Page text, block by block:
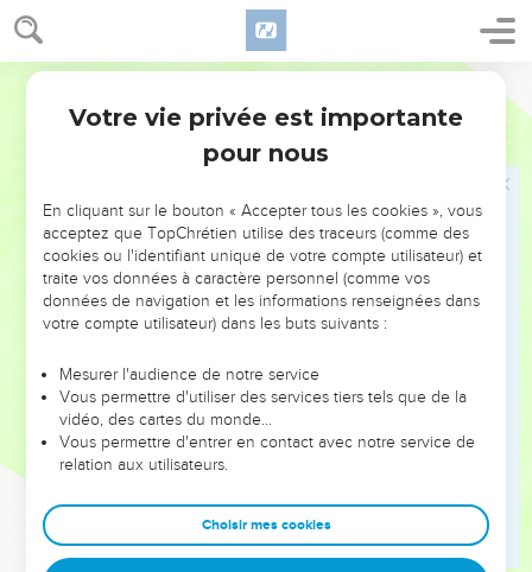
Esaïe 59
Il a constaté que personne ne réagissait ; il est resté
surpris que personne n’intervienne. Alors il a décidé d’y
mettre la main lui-même ; sa loyauté lui en a donné la force.
Cette loyauté lui sert de cuirasse, et le salut, de casque
pour sa tête. Il a passé sur lui le vêtement de la revanche ; le
manteau dont il s’enveloppe, c’est son ardeur à combattre.
furieuses représailles contre tous ses ennemis, même les
plus lointains.
Ainsi, depuis le soleil levant jusqu’au soleil couchant, on
respectera le Seigneur et sa présence glorieuse, quand il
Le Seigneur va venir pour libérer Jérusalem et ceux du
peuple d’Israël qui renoncent à leurs révoltes. C’est lui qui le
déclare.
21
Et le Seigneur ajoute : « Voici l’engagement que je prends
envers ceux-là : Mon Esprit reposera sur vous, je vous confie
mon message dès maintenant et pour toujours. Je ne vous
retirerai jamais cette mission, ni à vous, ni à vos enfants, ni
Votre vie privée est importante
pour nous
En cliquant sur le bouton « Accepter tous les cookies », vous
acceptez que TopChrétien utilise des traceurs (comme des
cookies ou l'identifiant unique de votre compte utilisateur) et
traite vos données à caractère personnel (comme vos
données de navigation et les informations renseignées dans
votre compte utilisateur) dans les buts suivants :
Mesurer l'audience de notre service
Vous permettre d'utiliser des services tiers tels que de la
vidéo, des cartes du monde…
Vous permettre d'entrer en contact avec notre service de
relation aux utilisateurs.
Choisir mes cookies